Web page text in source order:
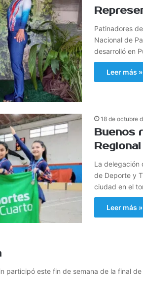
Patinadores
Nacional de
desarrolló en
Leer más »
18 de octubre
Buenos
Regional
La delegación
de Deporte y
ciudad en el
Leer más »
participó este fin de semana de la final